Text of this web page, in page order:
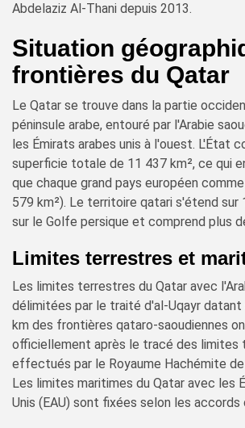
Abdelaziz Al-Thani depuis 2013.
Situation
frontières du Qatar
Le Qatar se trouve dans la partie
péninsule arabe, entouré par l'Arabie
les Émirats arabes unis à l'ouest. L'État
superficie totale de 11 437 km², ce qui
que chaque grand pays européen
579 km²). Le territoire qatari s'étend sur
sur le Golfe persique et comprend plus
Limites terrestres et
Les limites terrestres du Qatar avec
délimitées par le traité d'al-Uqayr datant
km des frontières qataro-saoudiennes
officiellement après le tracé des limites
effectués par le Royaume Hachémite
Les limites maritimes du Qatar avec les
Unis (EAU) sont fixées selon les accords